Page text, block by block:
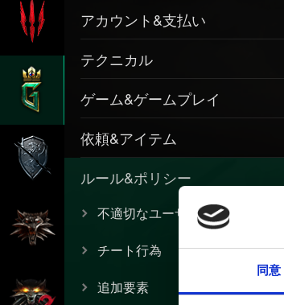
同意
アカウント&支払い
テクニカル
ゲーム&ゲームプレイ
依頼&アイテム
ルール&ポリシー
不適切なユーザー名
チート行為
追加要素